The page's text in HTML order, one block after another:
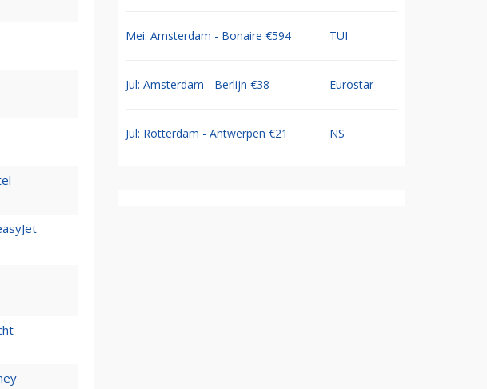
Mei: Amsterdam - Bonaire €594 TUI
Jul: Amsterdam - Berlijn €38 Eurostar
Jul: Rotterdam - Antwerpen €21 NS